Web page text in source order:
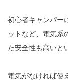
初心者キャンパー
ットなど、電気系
た安全性も高いと
電気がなければ使